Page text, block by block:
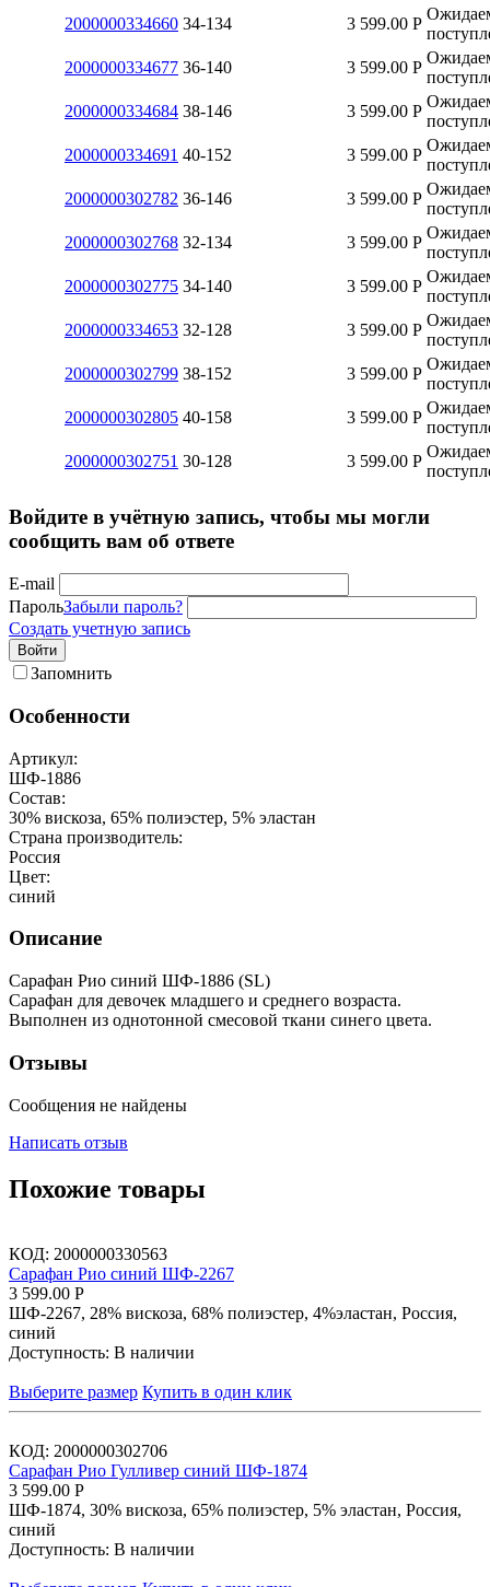
2000000334660 34-134 3 599.00 Р
2000000334677 36-140 3 599.00 Р
2000000334684 38-146 3 599.00 Р
2000000334691 40-152 3 599.00 Р
2000000302782 36-146 3 599.00 Р
2000000302768 32-134 3 599.00 Р
2000000302775 34-140 3 599.00 Р
2000000334653 32-128 3 599.00 Р
2000000302799 38-152 3 599.00 Р
2000000302805 40-158 3 599.00 Р
2000000302751 30-128 3 599.00 Р
Войдите в учётную запись, чтобы мы могли
сообщить вам об ответе
E-mail
ПарольЗабыли пароль?
Создать учетную запись
Войти
Запомнить
Особенности
Артикул:
ШФ-1886
Состав:
30% вискоза, 65% полиэстер, 5% эластан
Страна производитель:
Россия
Цвет:
синий
Описание
Сарафан Рио синий ШФ-1886 (SL)
Сарафан для девочек младшего и среднего возраста.
Выполнен из однотонной смесовой ткани синего цвета.
Отзывы
Сообщения не найдены
Написать отзыв
Похожие товары
КОД: 2000000330563
Сарафан Рио синий ШФ-2267
3 599.00 Р
ШФ-2267, 28% вискоза, 68% полиэстер, 4%эластан, Россия,
синий
Доступность: В наличии
Выберите размер Купить в один клик
КОД: 2000000302706
Сарафан Рио Гулливер синий ШФ-1874
3 599.00 Р
ШФ-1874, 30% вискоза, 65% полиэстер, 5% эластан, Россия,
синий
Доступность: В наличии